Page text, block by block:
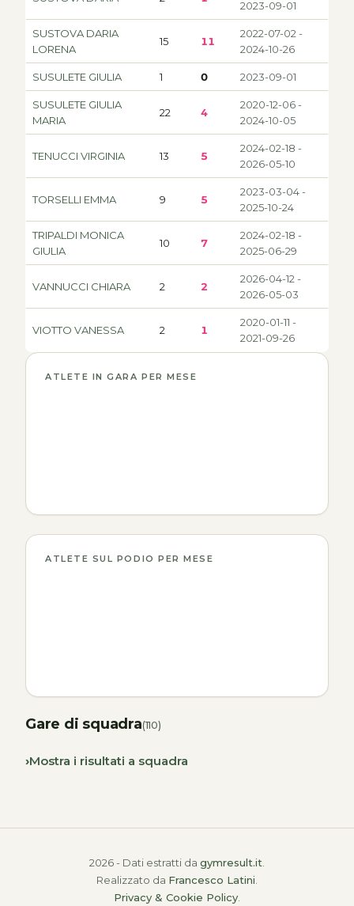
2023-09-01
SUSTOVA DARIA
LORENA
15 11
2022-07-02 -
2024-10-26
SUSULETE GIULIA 1 0 2023-09-01
SUSULETE GIULIA
MARIA
22 4
2020-12-06 -
2024-10-05
TENUCCI VIRGINIA 13 5
2024-02-18 -
2026-05-10
TORSELLI EMMA 9 5
2023-03-04 -
2025-10-24
TRIPALDI MONICA
GIULIA
10 7
2024-02-18 -
2025-06-29
VANNUCCI CHIARA 2 2
2026-04-12 -
2026-05-03
VIOTTO VANESSA 2 1
2020-01-11 -
2021-09-26
ATLETE IN GARA PER MESE
ATLETE SUL PODIO PER MESE
Gare di squadra(110)
Mostra i risultati a squadra
2026 - Dati estratti da gymresult.it
Realizzato da Francesco Latini
Privacy & Cookie Policy